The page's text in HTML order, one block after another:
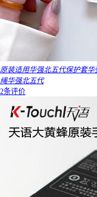
原装适用华强北五代保护套华
绳华强北五代
2条评价